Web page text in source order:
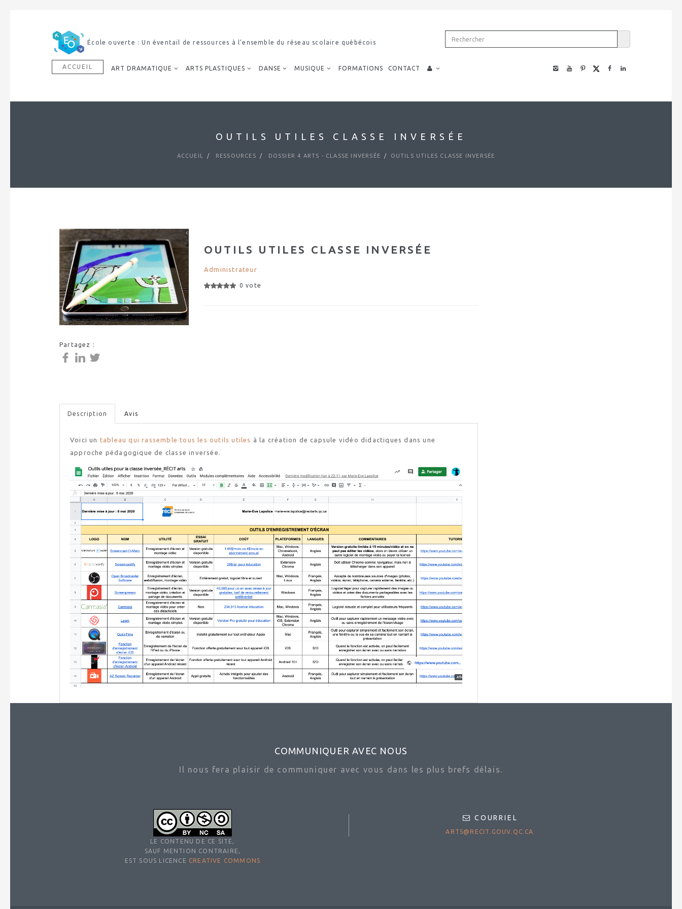
École ouverte : Un éventail de ressources à l’ensemble du réseau scolaire québécois
ACCUEIL ART DRAMATIQUE ARTS PLASTIQUES DANSE MUSIQUE FORMATIONS CONTACT
OUTILS UTILES CLASSE INVERSÉE
ACCUEIL RESSOURCES DOSSIER 4 ARTS - CLASSE INVERSÉE OUTILS UTILES CLASSE INVERSÉE
Partagez :
OUTILS UTILES CLASSE INVERSÉE
Administrateur
0 vote
Description Avis
Voici un tableau qui rassemble tous les outils utiles à la création de capsule vidéo didactiques dans une
approche pédagogique de classe inversée.
COMMUNIQUER AVEC NOUS
Il nous fera plaisir de communiquer avec vous dans les plus brefs délais.
LE CONTENU DE CE SITE,
SAUF MENTION CONTRAIRE,
EST SOUS LICENCE CREATIVE COMMONS
COURRIEL
ARTS@RECIT.GOUV.QC.CA